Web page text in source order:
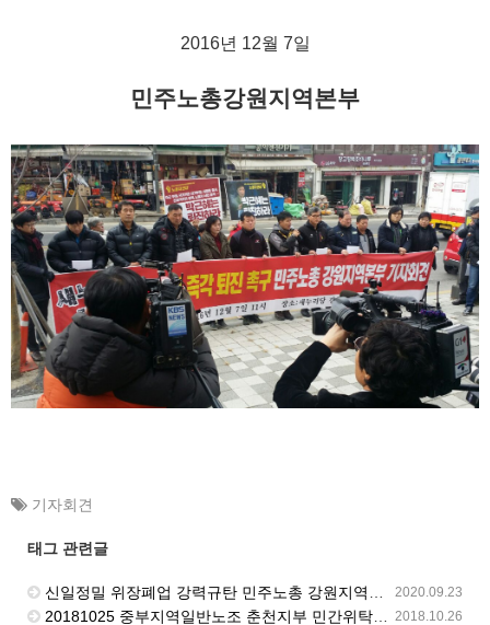
2016년 12월 7일
민주노총강원지역본부
기자회견
태그 관련글
2020.09.23
신일정밀 위장폐업 강력규탄 민주노총 강원지역본부 기자회견 고용노동부 강릉지청 앞에서 진행
2018.10.26
20181025 중부지역일반노조 춘천지부 민간위탁 철회 직접고용 쟁취를 위한 전 조합원 끝장투쟁 선포 기자회견